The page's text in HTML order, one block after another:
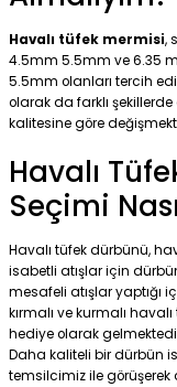
Havalı tüfek mermisi,
4.5mm 5.5mm ve 6.35
5.5mm olanları tercih
olarak da farklı
kalitesine göre
Havalı
Seçimi
Havalı tüfek dürbünü,
isabetli atışlar için
mesafeli atışlar yaptığı
kırmalı ve kurmalı
hediye olarak
Daha kaliteli bir dürbün
temsilcimiz ile görüşerek